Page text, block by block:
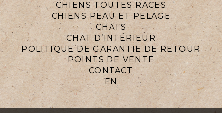
CHIENS TOUTES RACES
CHIENS PEAU ET PELAGE
CHATS
CHAT D’INTÉRIEUR
POLITIQUE DE GARANTIE DE RETOUR
POINTS DE VENTE
CONTACT
EN